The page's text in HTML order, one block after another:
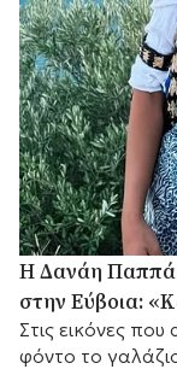
Η Δανάη Παππά
στην Εύβοια:
Στις εικόνες
φόντο το